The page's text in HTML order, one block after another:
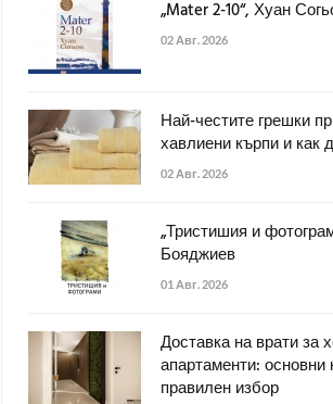
„Mater 2-10“, Хуан
02 Авг. 2026
Най-честите грешки
хавлиени кърпи и как
02 Авг. 2026
„Тристишия и
Бояджиев
01 Авг. 2026
Доставка на врати за
апартаменти: основни
правилен избор